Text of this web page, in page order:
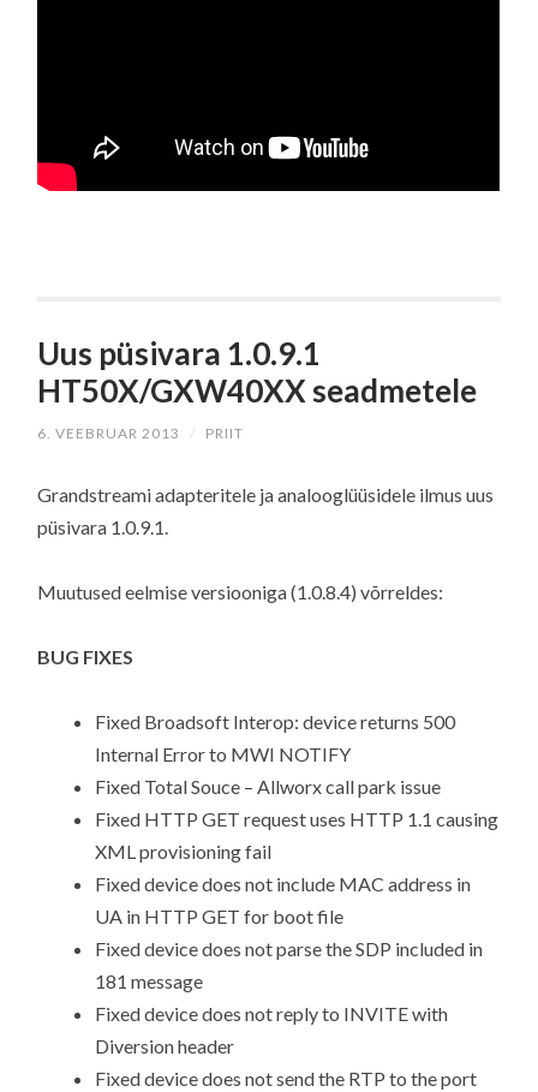
Uus püsivara 1.0.9.1
HT50X/GXW40XX seadmetele
6. VEEBRUAR 2013 / PRIIT
Grandstreami adapteritele ja analooglüüsidele ilmus uus
püsivara 1.0.9.1.
Muutused eelmise versiooniga (1.0.8.4) võrreldes:
BUG FIXES
Fixed Broadsoft Interop: device returns 500
Internal Error to MWI NOTIFY
Fixed Total Souce – Allworx call park issue
Fixed HTTP GET request uses HTTP 1.1 causing
XML provisioning fail
Fixed device does not include MAC address in
UA in HTTP GET for boot file
Fixed device does not parse the SDP included in
181 message
Fixed device does not reply to INVITE with
Diversion header
Fixed device does not send the RTP to the port